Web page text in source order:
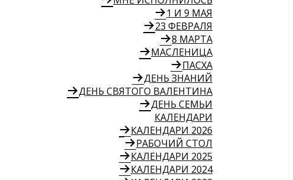
1 И 9 МАЯ
23 ФЕВРАЛЯ
8 МАРТА
МАСЛЕНИЦА
ПАСХА
ДЕНЬ ЗНАНИЙ
ДЕНЬ СВЯТОГО ВАЛЕНТИНА
ДЕНЬ СЕМЬИ
КАЛЕНДАРИ
КАЛЕНДАРИ 2026
РАБОЧИЙ СТОЛ
КАЛЕНДАРИ 2025
КАЛЕНДАРИ 2024